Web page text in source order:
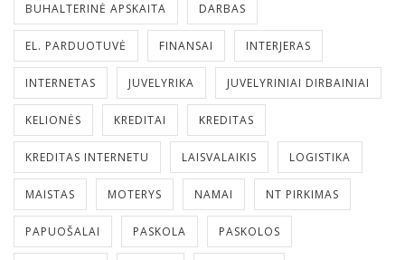
BUHALTERINĖ APSKAITA DARBAS
EL. PARDUOTUVĖ FINANSAI INTERJERAS
INTERNETAS JUVELYRIKA JUVELYRINIAI DIRBAINIAI
KELIONĖS KREDITAI KREDITAS
KREDITAS INTERNETU LAISVALAIKIS LOGISTIKA
MAISTAS MOTERYS NAMAI NT PIRKIMAS
PAPUOŠALAI PASKOLA PASKOLOS